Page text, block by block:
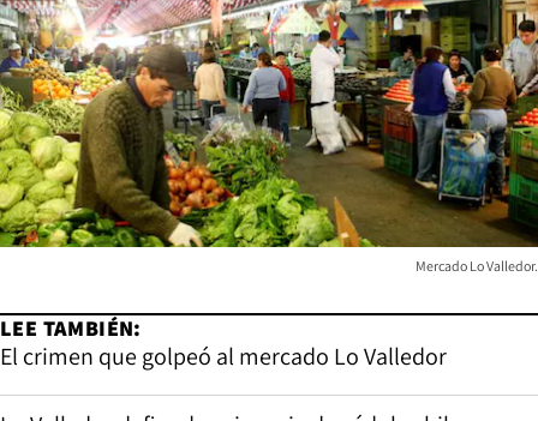
Mercado Lo Valledor.
LEE TAMBIÉN:
El crimen que golpeó al mercado Lo Valledor